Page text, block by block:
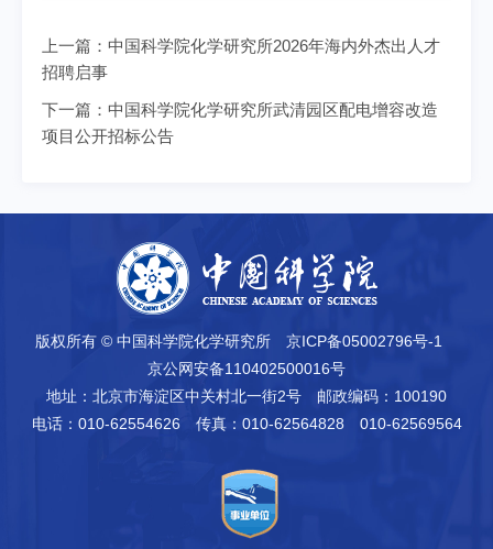
上一篇： 中国科学院化学研究所2026年海内外杰出人才
招聘启事
下一篇： 中国科学院化学研究所武清园区配电增容改造
项目公开招标公告
版权所有 © 中国科学院化学研究所
京ICP备05002796号-1
京公网安备110402500016号
地址：北京市海淀区中关村北一街2号
邮政编码：100190
电话：010-62554626
传真：010-62564828 010-62569564